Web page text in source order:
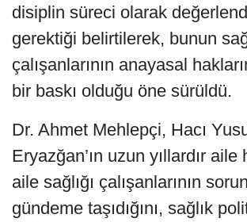
disiplin süreci olarak
gerektiği belirtilerek, bunun
çalışanlarının anayasal
bir baskı olduğu öne sürüldü.
Dr. Ahmet Mehlepçi, Hacı
Eryazğan’ın uzun yıllardır
aile sağlığı çalışanlarının
gündeme taşıdığını, sağlık